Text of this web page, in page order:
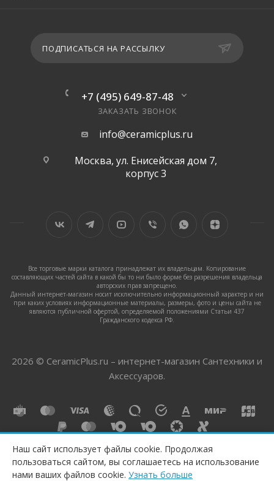
КУПИТЬ
ПОДПИСАТЬСЯ НА РАССЫЛКУ
+7 (495) 649-87-48
ЗАКАЗАТЬ ЗВОНОК
info@ceramicplus.ru
Москва, ул. Енисейская дом 7,
корпус 3
Все торговые марки каталога принадлежат их владельцам. Копирование
составляющих частей сайта в какой бы то ни было форме без разрешения владельца
авторских прав запрещено.
Данный интернет-магазин носит исключительно информационный характер и ни
при каких условиях информационные материалы, размеры, фото и цены сайта не
являются публичной офертой, определяемой положениями Статьи 437
Гражданского кодекса РФ.
2026 © CeramicPlus.ru – интернет-магазин Сантехники и
Аксессуаров.
Наш сайт использует файлы cookie. Продолжая
пользоваться сайтом, вы соглашаетесь на использование
нами ваших файлов cookie. Узнать больше